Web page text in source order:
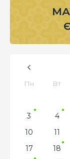
Пн Вт
3
4
10
11
17
18